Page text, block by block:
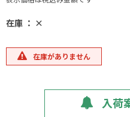
在庫 ： ×
在庫がありません
入荷